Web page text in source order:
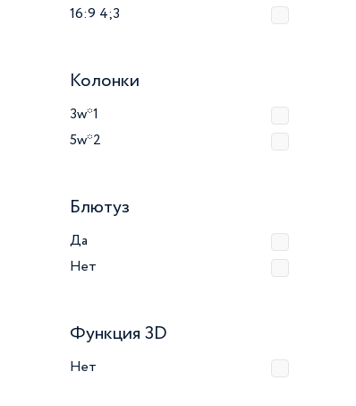
16:9 4;3
Колонки
3w*1
5w*2
Блютуз
Да
Нет
Функция 3D
Нет